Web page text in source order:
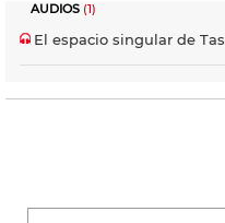
AUDIOS (1)
El espacio singular de Tas